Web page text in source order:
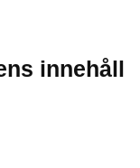
innehåll